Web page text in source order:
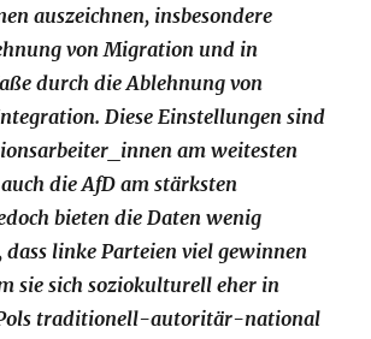
auszeichnen, insbesondere
von Migration und in
durch die Ablehnung von
Diese Einstellungen sind
am weitesten
die AfD am stärksten
bieten die Daten wenig
dass linke Parteien viel gewinnen
sie sich soziokulturell eher in
traditionell-autoritär-national